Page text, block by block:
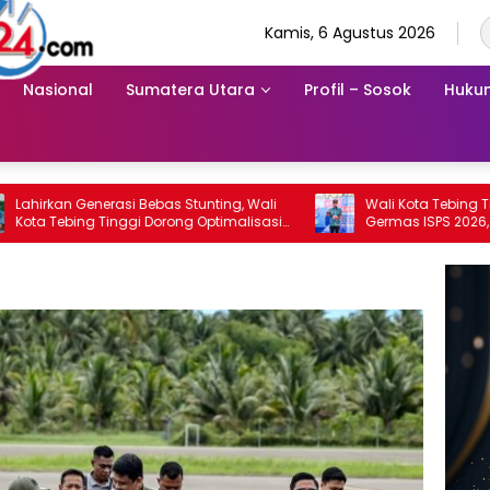
Kamis, 6 Agustus 2026
Nasional Sumatera Utara Profil – Sosok
Bebas Stunting, Wali
Dorong Optimalisasi
Wali Kota Tebing Tinggi Buka
Germas ISPS 2026, Angka Stunting
Jadi 1,5 Persen